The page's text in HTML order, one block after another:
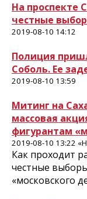
На проспекте
честные
2019-08-10 14:12
Полиция
Соболь. Ее
2019-08-10 13:59
Митинг на
массовая
фигурантам
2019-08-10 13:22
Как проходит
честные
«московского